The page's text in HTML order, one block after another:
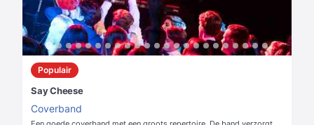
Populair
Say Cheese
Coverband